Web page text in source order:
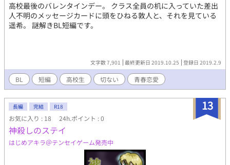
高校最後のバレンタインデー。 クラス全員の机に入っていた差出
人不明のメッセージカードに頭をひねる敦人と、それを見ている
遥希。 謎解きBL短編です。
文字数 7,901 最終更新日 2019.10.25 登録日 2019.2.9
BL 短編 高校生 切ない 青春恋愛
13
長編 完結 R18
お気に入り : 18 24h.ポイント : 0
神殺しのステイ
はじめアキラ＠テンセイゲーム発売中